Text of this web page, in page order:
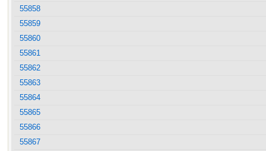
55858
55859
55860
55861
55862
55863
55864
55865
55866
55867